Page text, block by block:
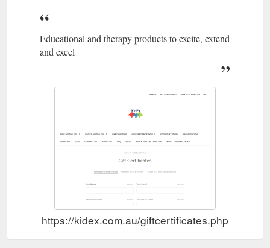
Educational and therapy products to excite, extend
and excel
https://kidex.com.au/giftcertificates.php